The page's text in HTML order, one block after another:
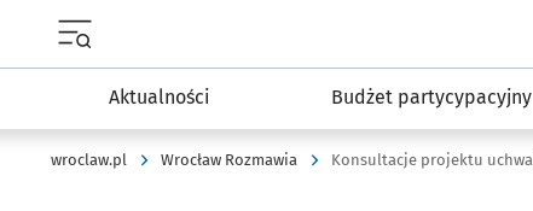
Aktualności Budżet partycypacyjny
wroclaw.pl Wrocław Rozmawia